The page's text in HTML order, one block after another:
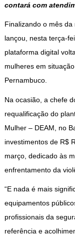
contará com
Finalizando o mês
lançou, nesta terça-
plataforma digital
mulheres em
Pernambuco.
Na ocasião, a chefe
requalificação do
Mulher – DEAM, no
investimentos de R$
março, dedicado às
enfrentamento da
“E nada é mais
equipamentos
profissionais da
referência e